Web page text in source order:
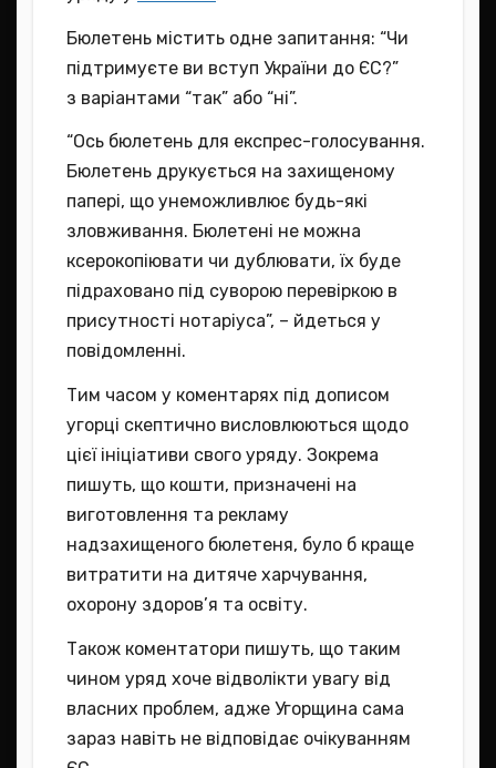
Бюлетень містить одне запитання: “Чи
підтримуєте ви вступ України до ЄС?”
з варіантами “так” або “ні”.
“Ось бюлетень для експрес-голосування.
Бюлетень друкується на захищеному
папері, що унеможливлює будь-які
зловживання. Бюлетені не можна
ксерокопіювати чи дублювати, їх буде
підраховано під суворою перевіркою в
присутності нотаріуса”, – йдеться у
повідомленні.
Тим часом у коментарях під дописом
угорці скептично висловлюються щодо
цієї ініціативи свого уряду. Зокрема
пишуть, що кошти, призначені на
виготовлення та рекламу
надзахищеного бюлетеня, було б краще
витратити на дитяче харчування,
охорону здоров’я та освіту.
Також коментатори пишуть, що таким
чином уряд хоче відволікти увагу від
власних проблем, адже Угорщина сама
зараз навіть не відповідає очікуванням